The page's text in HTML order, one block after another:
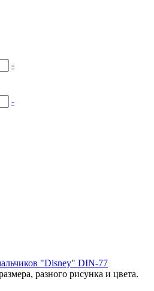
-
-
"Disney" DIN-77
разного рисунка и цвета.